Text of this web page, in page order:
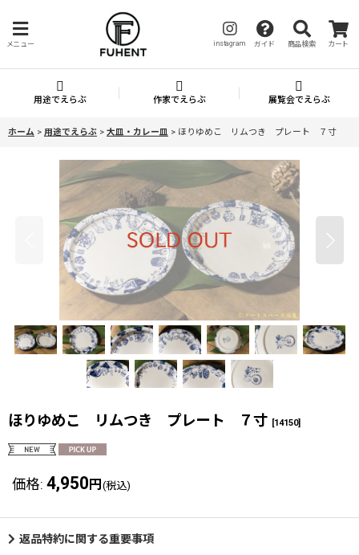
メニュー instagram ガイド 商品検索 カート
用途でえらぶ 作家でえらぶ 展覧会でえらぶ
ホーム > 用途でえらぶ > 大皿・カレー皿 > ほりゆめこ リムつき プレート ７寸
ほりゆめこ リムつき プレート ７寸 [14150]
価格: 4,950 円 (税込)
返品特約に関する重要事項